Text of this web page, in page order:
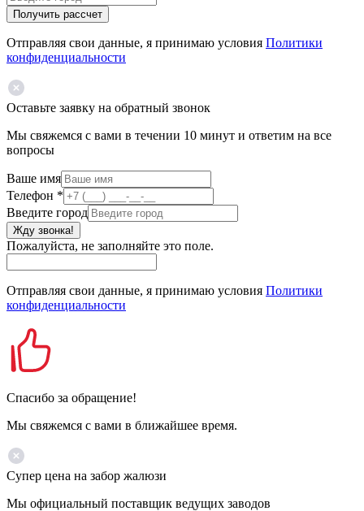
Получить рассчет
Отправляя свои данные, я принимаю условия Политики
конфиденциальности
Оставьте заявку на обратный звонок
Мы свяжемся с вами в течении 10 минут и ответим на все
вопросы
Ваше имя
Телефон *
Введите город
Жду звонка!
Пожалуйста, не заполняйте это поле.
Отправляя свои данные, я принимаю условия Политики
конфиденциальности
Спасибо за обращение!
Мы свяжемся с вами в ближайшее время.
Супер цена на забор жалюзи
Мы официальный поставщик ведущих заводов